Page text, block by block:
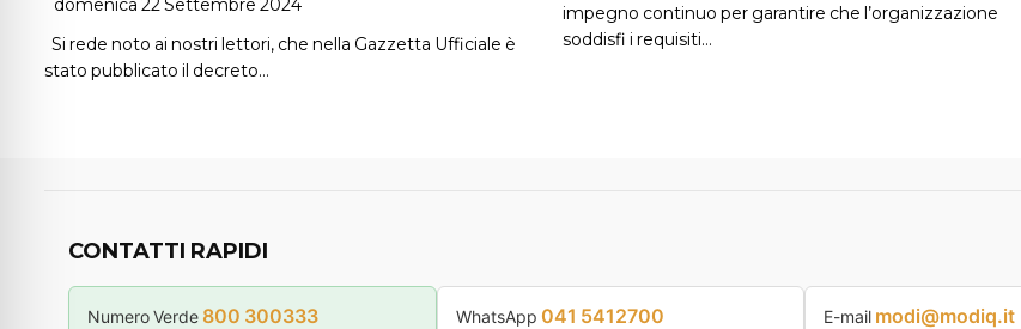
domenica 22 Settembre 2024
Si rede noto ai nostri lettori, che nella Gazzetta Ufficiale è
stato pubblicato il decreto…
impegno continuo per garantire che l’organizzazione
soddisfi i requisiti…
CONTATTI RAPIDI
Numero Verde 800 300333 WhatsApp 041 5412700 E-mail modi@modiq.it